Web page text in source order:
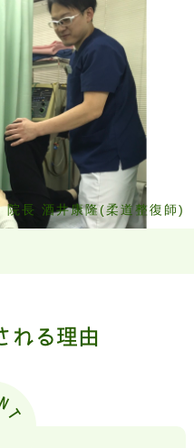
院長 酒井康隆(柔道整復師)
れる理由
T